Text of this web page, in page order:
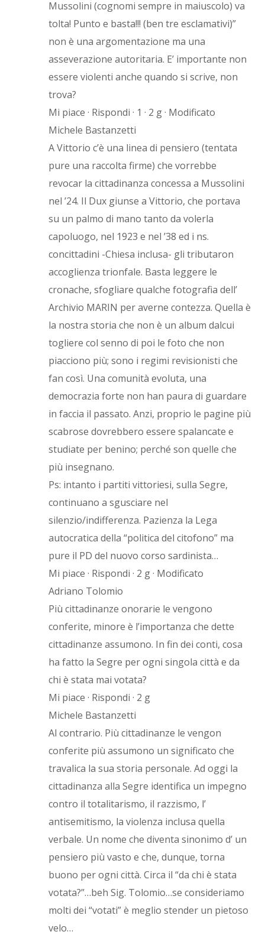
Mussolini (cognomi sempre in maiuscolo) va
tolta! Punto e basta!!! (ben tre esclamativi)”
non è una argomentazione ma una
asseverazione autoritaria. E’ importante non
essere violenti anche quando si scrive, non
trova?
Mi piace · Rispondi · 1 · 2 g · Modificato
Michele Bastanzetti
A Vittorio c’è una linea di pensiero (tentata
pure una raccolta firme) che vorrebbe
revocar la cittadinanza concessa a Mussolini
nel ’24. Il Dux giunse a Vittorio, che portava
su un palmo di mano tanto da volerla
capoluogo, nel 1923 e nel ’38 ed i ns.
concittadini -Chiesa inclusa- gli tributaron
accoglienza trionfale. Basta leggere le
cronache, sfogliare qualche fotografia dell’
Archivio MARIN per averne contezza. Quella è
la nostra storia che non è un album dalcui
togliere col senno di poi le foto che non
piacciono più; sono i regimi revisionisti che
fan così. Una comunità evoluta, una
democrazia forte non han paura di guardare
in faccia il passato. Anzi, proprio le pagine più
scabrose dovrebbero essere spalancate e
studiate per benino; perché son quelle che
più insegnano.
Ps: intanto i partiti vittoriesi, sulla Segre,
continuano a sgusciare nel
silenzio/indifferenza. Pazienza la Lega
autocratica della “politica del citofono” ma
pure il PD del nuovo corso sardinista…
Mi piace · Rispondi · 2 g · Modificato
Adriano Tolomio
Più cittadinanze onorarie le vengono
conferite, minore è l’importanza che dette
cittadinanze assumono. In fin dei conti, cosa
ha fatto la Segre per ogni singola città e da
chi è stata mai votata?
Mi piace · Rispondi · 2 g
Michele Bastanzetti
Al contrario. Più cittadinanze le vengon
conferite più assumono un significato che
travalica la sua storia personale. Ad oggi la
cittadinanza alla Segre identifica un impegno
contro il totalitarismo, il razzismo, l’
antisemitismo, la violenza inclusa quella
verbale. Un nome che diventa sinonimo d’ un
pensiero più vasto e che, dunque, torna
buono per ogni città. Circa il “da chi è stata
votata?”…beh Sig. Tolomio…se consideriamo
molti dei “votati” è meglio stender un pietoso
velo…